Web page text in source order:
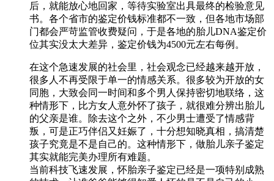
后，就能放心地回家，等待实验室出具最终的检验意见
书。各个省市的鉴定价钱标准都不一致，但各地市场部
门都会严苛监管收费疑问，于是各地的胎儿DNA鉴定价
位其实没太大差异，鉴定价钱为4500元左右每例。
在这个急速发展的社会里，社会观念已经越来越开放，
很多人不再受限于单一的情感关系。很多较为开放的女
同胞，大致会同一时间和多个男人保持密切地联络，这
种情形下，比方女人意外怀了孩子，就很难分辨出胎儿
的父亲是谁。除去这个之外，不少男士遭受了情感背
叛，可是正巧伴侣又妊娠了，十分想知晓真相，搞清楚
孩子究竟是不是自己的。这种情形下，做胎儿亲子鉴定
其实就能完美办理所有难题。
当前科技飞速发展，怀胎亲子鉴定已经是一项特别成熟